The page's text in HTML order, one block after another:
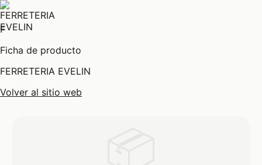
F
Ficha de producto
FERRETERIA EVELIN
Volver al sitio web